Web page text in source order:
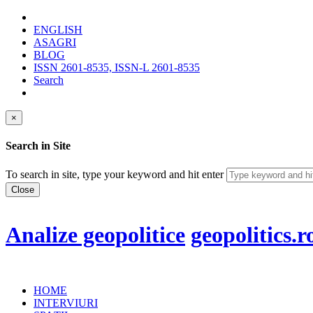
ENGLISH
ASAGRI
BLOG
ISSN 2601-8535, ISSN-L 2601-8535
Search
×
Search in Site
To search in site, type your keyword and hit enter
Close
Analize geopolitice
HOME
INTERVIURI